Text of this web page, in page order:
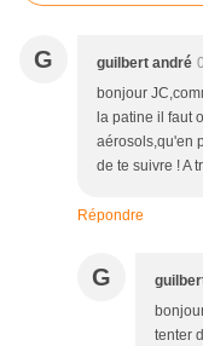
G guilbert andré
bonjour
la patine il faut
aérosols,qu'en
de te suivre ! A
Répondre
G
tenter